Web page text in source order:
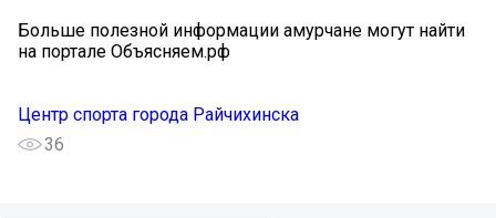
Больше полезной информации амурчане могут найти
на портале Объясняем.рф
Центр спорта города Райчихинска
36